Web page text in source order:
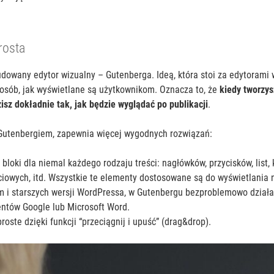
edytor wizualny – Gutenberga. Ideą, która stoi za
jak wyświetlane są użytkownikom. Oznacza to, że kiedy
dokładnie tak, jak będzie wyglądać po publikacji.
zapewnia więcej wygodnych rozwiązań:
dla niemal każdego rodzaju treści: nagłówków, przycisków, list,
itd. Wszystkie te elementy dostosowane są do
starszych wersji WordPressa, w Gutenbergu bezproblemowo
Google lub Microsoft Word.
dzięki funkcji “przeciągnij i upuść” (drag&drop).